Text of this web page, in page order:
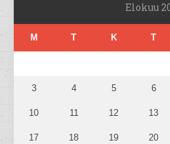
Elokuu
M T K T
3 4 5 6
10 11 12 13
17 18 19 20